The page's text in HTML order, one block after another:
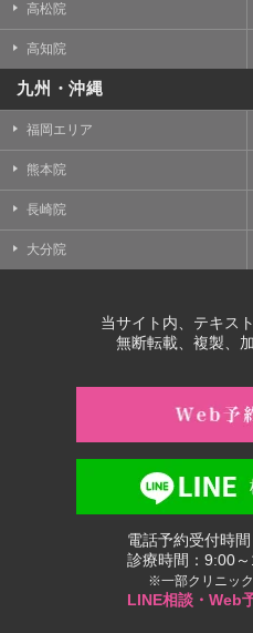
高松院
高知院
九州・沖縄
福岡エリア
熊本院
長崎院
大分院
当サイト内、テキス
無断転載、複製、
電話予約受付時
診療時間：9:00～
※一部クリニック
LINE相談・Web